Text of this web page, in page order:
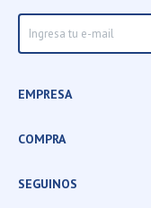
EMPRESA
COMPRA
SEGUINOS